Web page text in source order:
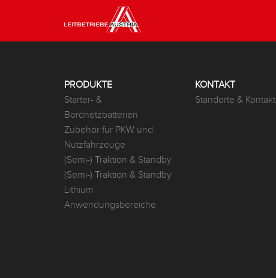
PRODUKTE
Starter- &
Bordnetzbatterien
Zubehör für PKW und
Nutzfahrzeuge
(Semi-) Traktion & Standby
(Semi-) Traktion & Standby
Lithium
Anwendungsbereiche
KONTAKT
Standorte & Kontakt